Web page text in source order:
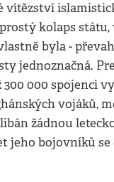
vítězství
kolaps státu,
byla -
jednoznačná.
300 000 spojenci
vojáků,
žádnou
jeho bojovníků